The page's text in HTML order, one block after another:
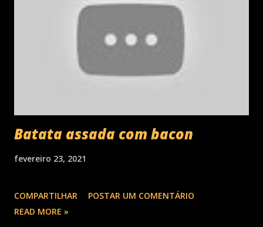
Batata assada com bacon
fevereiro 23, 2021
COMPARTILHAR
POSTAR UM COMENTÁRIO
READ MORE »